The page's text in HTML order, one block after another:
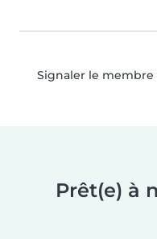
Signaler le membre
Prêt(e) à